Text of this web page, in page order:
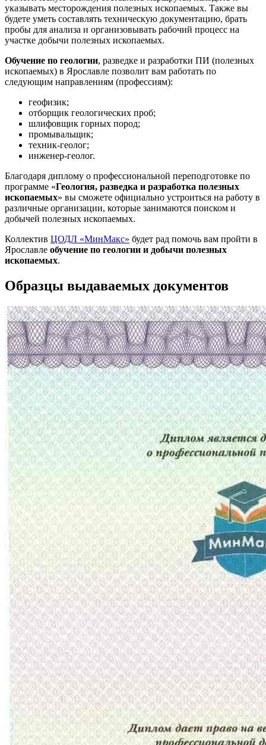
указывать месторождения полезных ископаемых. Также вы
будете уметь составлять техническую документацию, брать
пробы для анализа и организовывать рабочий процесс на
участке добычи полезных ископаемых.
Обучение по геологии, разведке и разработки ПИ (полезных
ископаемых) в Ярославле позволит вам работать по
следующим направлениям (профессиям):
геофизик;
отборщик геологических проб;
шлифовщик горных пород;
промывальщик;
техник-геолог;
инженер-геолог.
Благодаря диплому о профессиональной переподготовке по
программе «Геология, разведка и разработка полезных
ископаемых» вы сможете официально устроиться на работу в
различные организации, которые занимаются поиском и
добычей полезных ископаемых.
Коллектив ЦОДЛ «МинМакс» будет рад помочь вам пройти в
Ярославле обучение по геологии и добычи полезных
ископаемых.
Образцы выдаваемых документов